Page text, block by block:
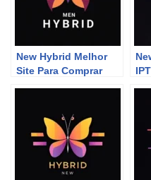
New Hybrid Melhor
Site Para Comprar